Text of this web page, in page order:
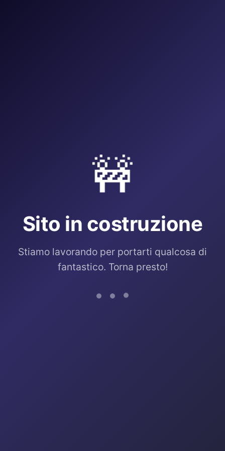
🚧
Sito in costruzione
Stiamo lavorando per portarti qualcosa di
fantastico. Torna presto!